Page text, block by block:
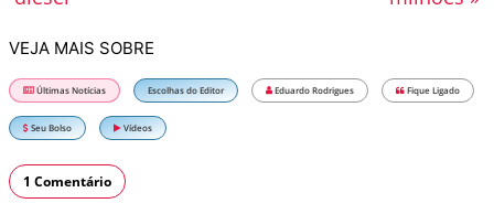
VEJA MAIS SOBRE
Últimas Notícias Escolhas do Editor Eduardo Rodrigues Fique Ligado
Seu Bolso Vídeos
1 Comentário